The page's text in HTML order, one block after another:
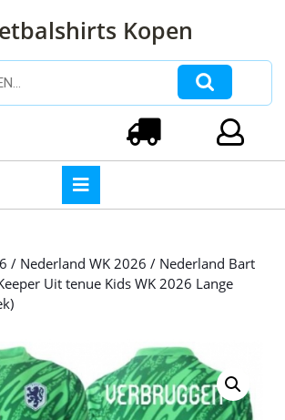
Kopen
/ Nederland WK 2026 / Nederland Bart
Uit tenue Kids WK 2026 Lange